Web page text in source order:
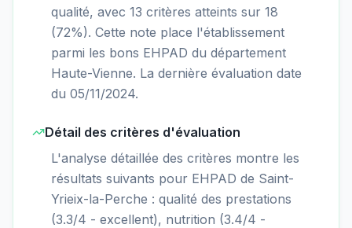
qualité, avec 13 critères atteints sur 18
(72%). Cette note place l'établissement
parmi les bons EHPAD du département
Haute-Vienne. La dernière évaluation date
du 05/11/2024.
Détail des critères d'évaluation
L'analyse détaillée des critères montre les
résultats suivants pour EHPAD de Saint-
Yrieix-la-Perche : qualité des prestations
(3.3/4 - excellent), nutrition (3.4/4 -